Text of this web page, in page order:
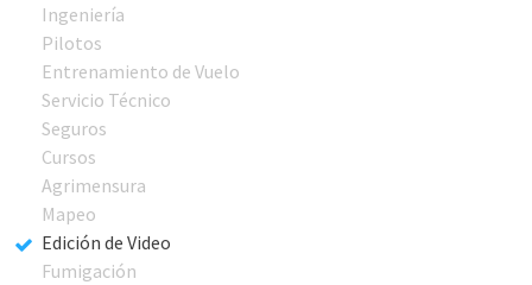
Ingeniería
Pilotos
Entrenamiento de Vuelo
Servicio Técnico
Seguros
Cursos
Agrimensura
Mapeo
Edición de Video
Fumigación